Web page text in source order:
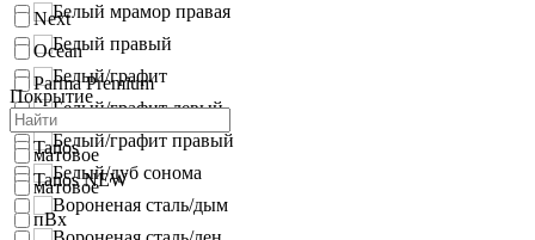
Белый мрамор правая
Белый правый
Белый/графит
Белый/графит левый
Белый/графит правый
Белый/дуб сонома
Вороненая сталь/дым
Next
Ocean
Parma Premium
Sozvezdie
Tanos
Tanos NEW
Покрытие
матовое
матовое
пВх